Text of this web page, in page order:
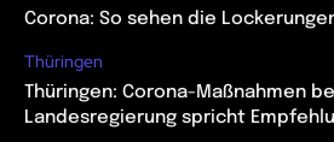
Corona: So sehen die
Thüringen
Thüringen: Corona-Maßnahmen
Landesregierung spricht